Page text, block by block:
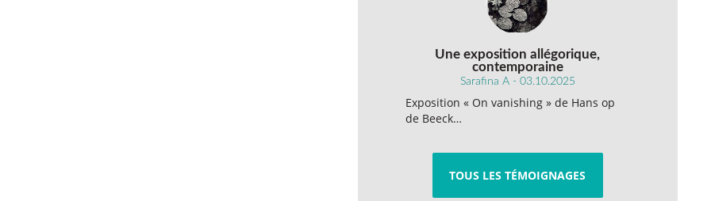
Une exposition allégorique,
contemporaine
Sarafina A - 03.10.2025
Exposition « On vanishing » de Hans op
de Beeck…
TOUS LES TÉMOIGNAGES